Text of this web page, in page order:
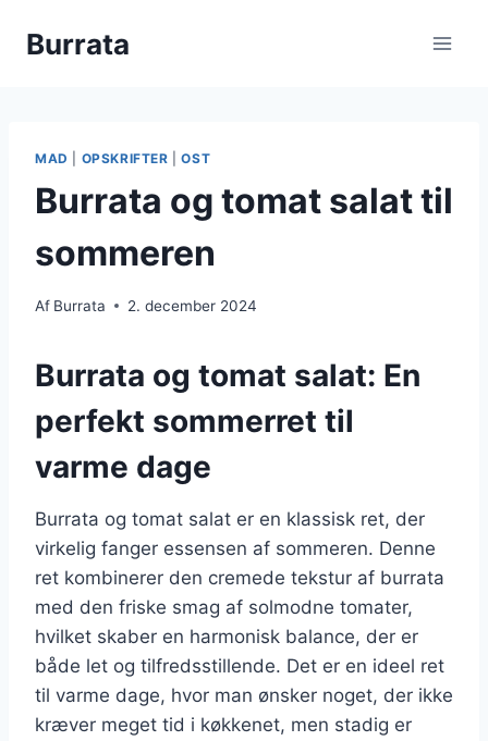
Burrata
MAD OPSKRIFTER |OST
Burrata og tomat salat til
sommeren
Af Burrata 2. december 2024
Burrata og tomat salat: En
perfekt sommerret til
varme dage
Burrata og tomat salat er en klassisk ret, der
virkelig fanger essensen af sommeren. Denne
ret kombinerer den cremede tekstur af burrata
med den friske smag af solmodne tomater,
hvilket skaber en harmonisk balance, der er
både let og tilfredsstillende. Det er en ideel ret
til varme dage, hvor man ønsker noget, der ikke
kræver meget tid i køkkenet, men stadig er